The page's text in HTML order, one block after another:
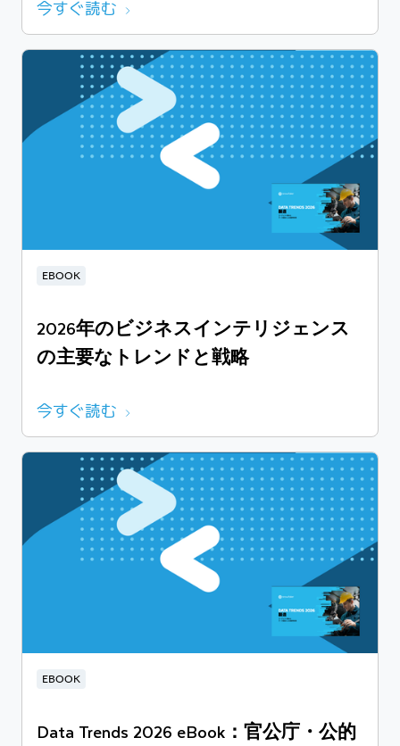
今すぐ読む
EBOOK
2026年のビジネスインテリジェンス
の主要なトレンドと戦略
今すぐ読む
EBOOK
Data Trends 2026 eBook：官公庁・公的